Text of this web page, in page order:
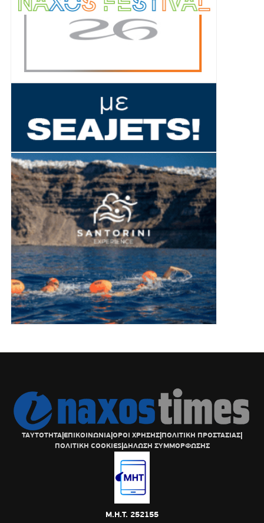
ΤΑΥΤΟΤΗΤΑ|ΕΠΙΚΟΙΝΩΝΙΑ|ΟΡΟΙ ΧΡΗΣΗΣ|ΠΟΛΙΤΙΚΗ ΠΡΟΣΤΑΣΙΑΣ|
ΠΟΛΙΤΙΚΗ COOKIES|ΔΗΛΩΣΗ ΣΥΜΜΟΡΦΩΣΗΣ
Μ.Η.Τ. 252155